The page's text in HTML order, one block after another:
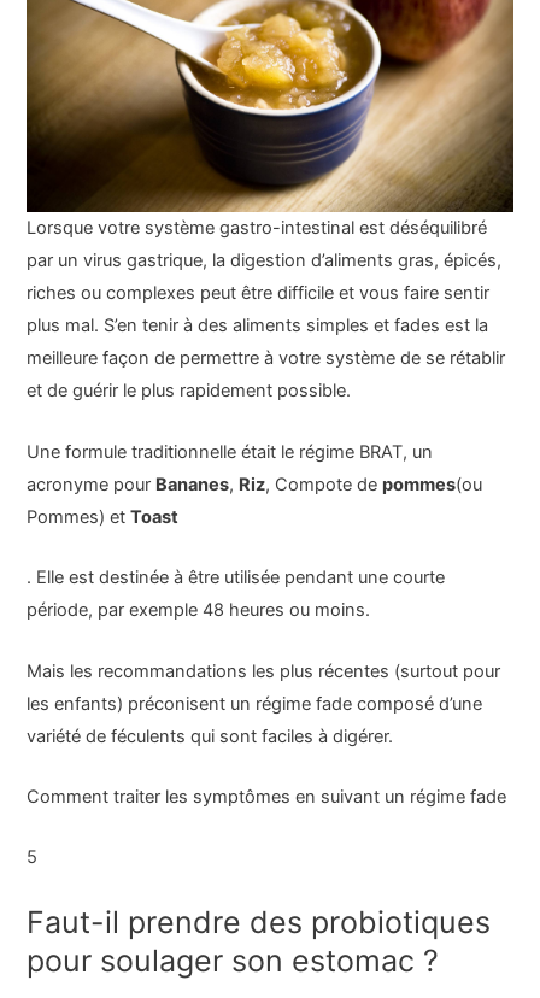
Lorsque votre système gastro-intestinal est déséquilibré
par un virus gastrique, la digestion d’aliments gras, épicés,
riches ou complexes peut être difficile et vous faire sentir
plus mal. S’en tenir à des aliments simples et fades est la
meilleure façon de permettre à votre système de se rétablir
et de guérir le plus rapidement possible.
Une formule traditionnelle était le régime BRAT, un
acronyme pour Bananes, Riz, Compote depommes(ou
Pommes) etToast
. Elle est destinée à être utilisée pendant une courte
période, par exemple 48 heures ou moins.
Mais les recommandations les plus récentes (surtout pour
les enfants) préconisent un régime fade composé d’une
variété de féculents qui sont faciles à digérer.
Comment traiter les symptômes en suivant un régime fade
5
Faut-il prendre des probiotiques
pour soulager son estomac ?